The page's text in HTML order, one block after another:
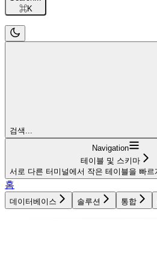
⌘K
검색...
Navigation
테이블 및 스키마
서로 다른 터미널에서 작은 테이블을 빠르
홈
데이터베이스 솔루션 통합